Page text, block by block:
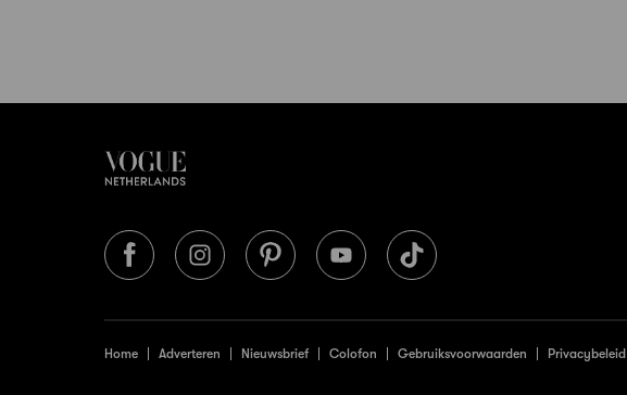
Home Adverteren Nieuwsbrief Colofon Gebruiksvoorwaarden Privacybeleid